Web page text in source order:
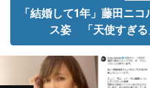
「結婚して1年」藤田ニ
ス姿 「天使すぎる